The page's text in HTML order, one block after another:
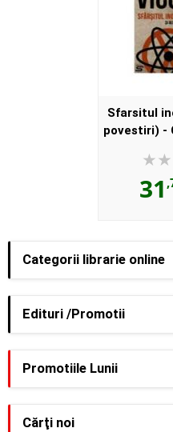
Categorii librarie online
Edituri /Promotii
Sfarsitul
povestiri) -
31
Promotiile Lunii
Cărţi noi